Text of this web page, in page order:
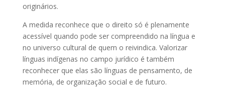
originários.
A medida reconhece que o direito só é plenamente
acessível quando pode ser compreendido na língua e
no universo cultural de quem o reivindica. Valorizar
línguas indígenas no campo jurídico é também
reconhecer que elas são línguas de pensamento, de
memória, de organização social e de futuro.